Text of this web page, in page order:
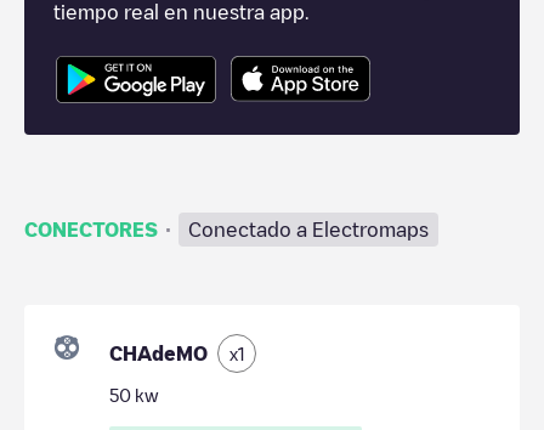
tiempo real en nuestra app.
CONECTORES · Conectado a Electromaps
CHAdeMO x1
50 kw